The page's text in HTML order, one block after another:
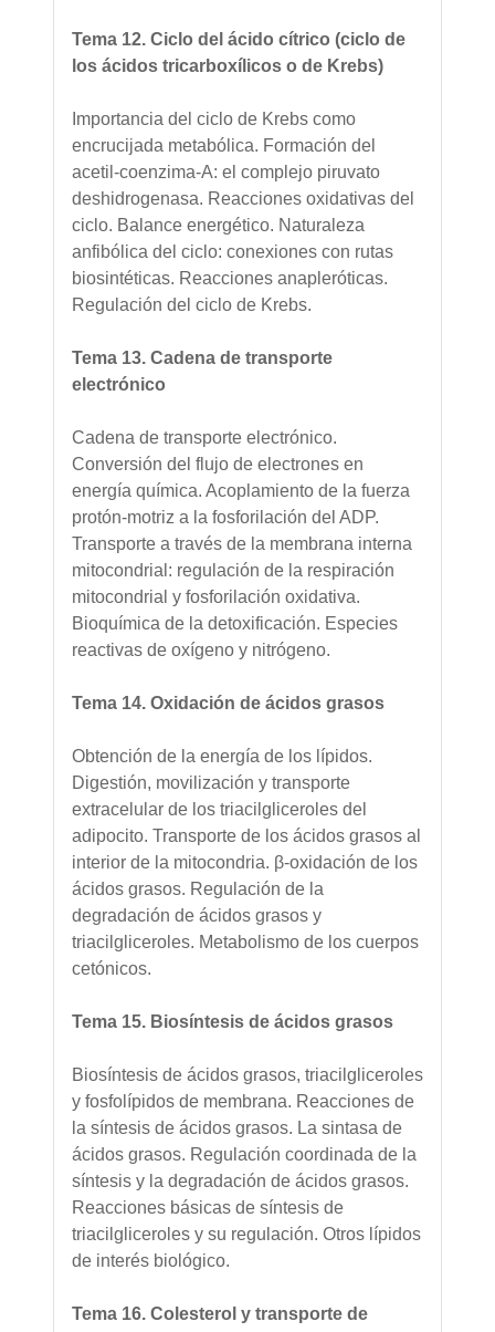
Tema 12. Ciclo del ácido cítrico (ciclo de
los ácidos tricarboxílicos o de Krebs)
Importancia del ciclo de Krebs como
encrucijada metabólica. Formación del
acetil-coenzima-A: el complejo piruvato
deshidrogenasa. Reacciones oxidativas del
ciclo. Balance energético. Naturaleza
anfibólica del ciclo: conexiones con rutas
biosintéticas. Reacciones anapleróticas.
Regulación del ciclo de Krebs.
Tema 13. Cadena de transporte
electrónico
Cadena de transporte electrónico.
Conversión del flujo de electrones en
energía química. Acoplamiento de la fuerza
protón-motriz a la fosforilación del ADP.
Transporte a través de la membrana interna
mitocondrial: regulación de la respiración
mitocondrial y fosforilación oxidativa.
Bioquímica de la detoxificación. Especies
reactivas de oxígeno y nitrógeno.
Tema 14. Oxidación de ácidos grasos
Obtención de la energía de los lípidos.
Digestión, movilización y transporte
extracelular de los triacilgliceroles del
adipocito. Transporte de los ácidos grasos al
interior de la mitocondria. β-oxidación de los
ácidos grasos. Regulación de la
degradación de ácidos grasos y
triacilgliceroles. Metabolismo de los cuerpos
cetónicos.
Tema 15. Biosíntesis de ácidos grasos
Biosíntesis de ácidos grasos, triacilgliceroles
y fosfolípidos de membrana. Reacciones de
la síntesis de ácidos grasos. La sintasa de
ácidos grasos. Regulación coordinada de la
síntesis y la degradación de ácidos grasos.
Reacciones básicas de síntesis de
triacilgliceroles y su regulación. Otros lípidos
de interés biológico.
Tema 16. Colesterol y transporte de